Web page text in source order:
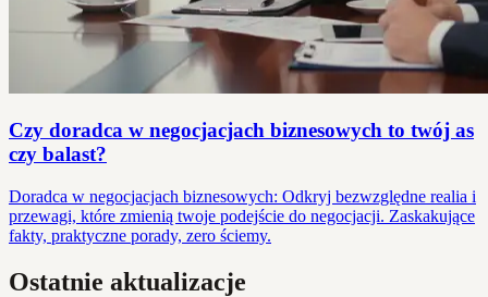
Czy doradca w negocjacjach biznesowych to twój as
czy balast?
Doradca w negocjacjach biznesowych: Odkryj bezwzględne realia i
przewagi, które zmienią twoje podejście do negocjacji. Zaskakujące
fakty, praktyczne porady, zero ściemy.
Ostatnie aktualizacje